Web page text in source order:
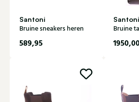
Santoni
Bruine sneakers heren
589,95
Santoni
Bruine